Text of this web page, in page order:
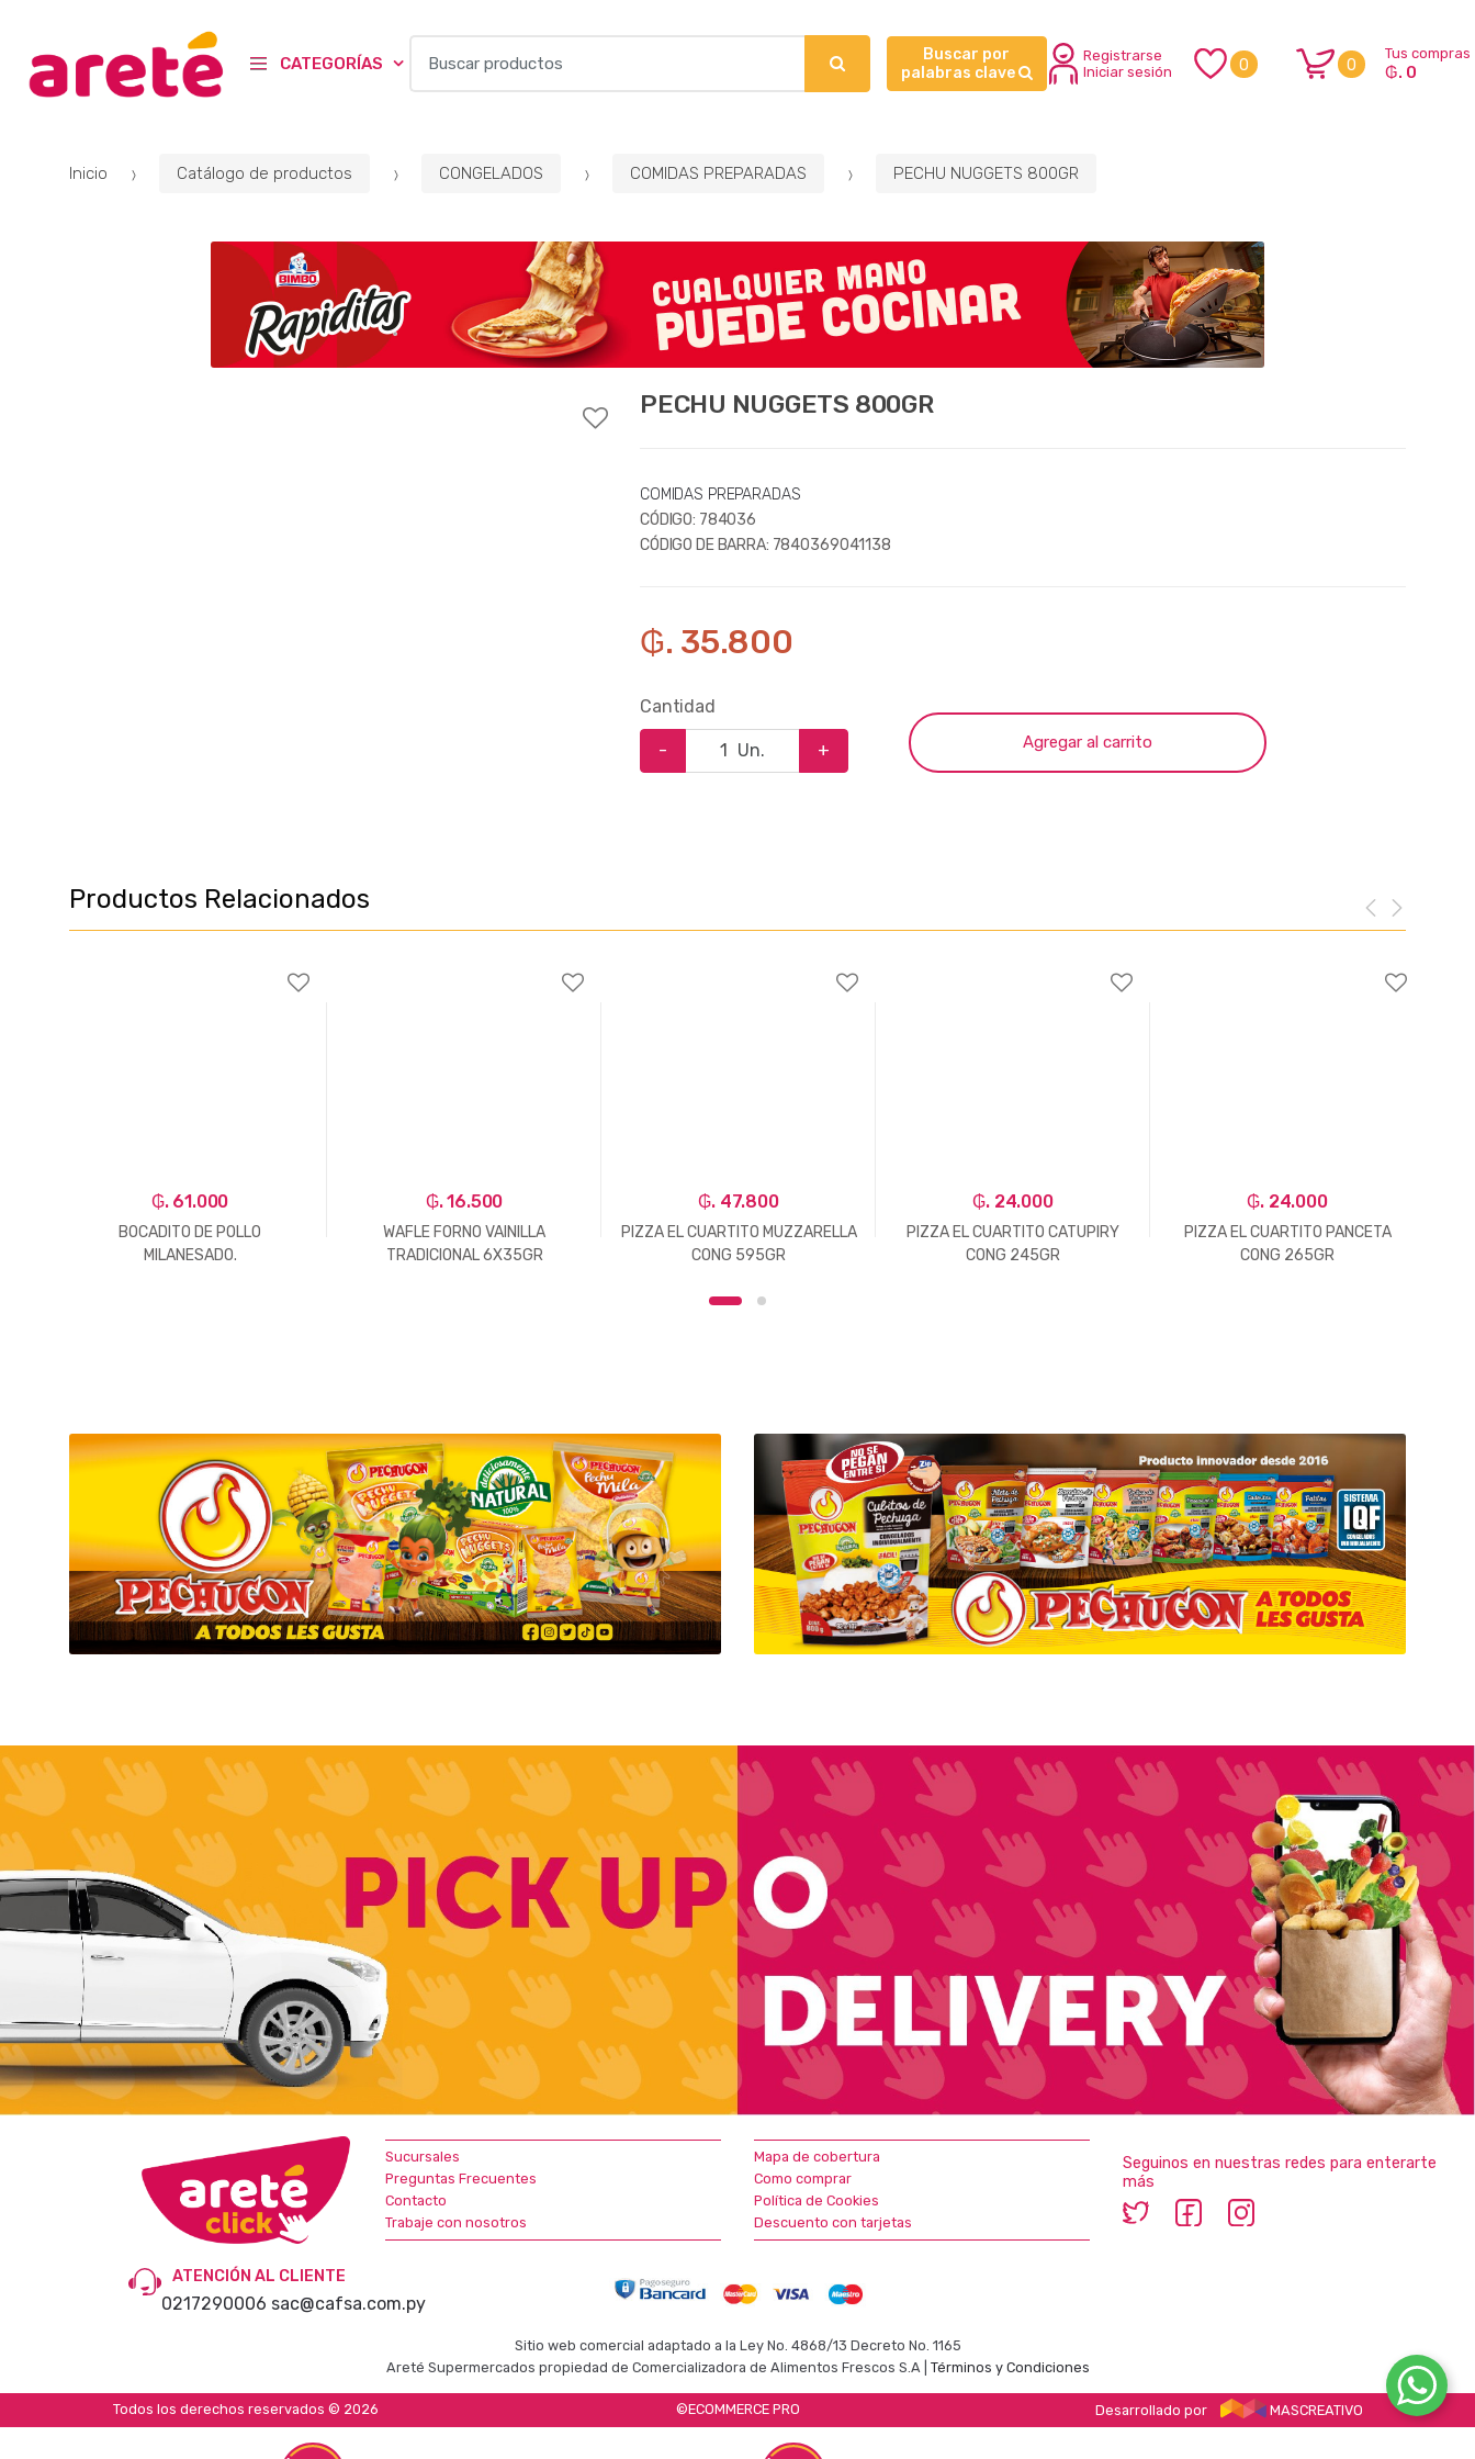
CATEGORÍAS
Buscar por
palabras clave
Registrarse
Iniciar sesión
0 0
Tus compras
₲. 0
Inicio Catálogo de productos CONGELADOS COMIDAS PREPARADAS PECHU NUGGETS 800GR
PECHU NUGGETS 800GR
COMIDAS PREPARADAS
CÓDIGO: 784036
CÓDIGO DE BARRA: 7840369041138
₲. 35.800
Cantidad
- Un. + Agregar al carrito
Productos Relacionados
₲. 61.000
BOCADITO DE POLLO
MILANESADO.
₲. 16.500
WAFLE FORNO VAINILLA
TRADICIONAL 6X35GR
₲. 47.800
PIZZA EL CUARTITO MUZZARELLA
CONG 595GR
₲. 24.000
PIZZA EL CUARTITO CATUPIRY
CONG 245GR
₲. 24.000
PIZZA EL CUARTITO PANCETA
CONG 265GR
Sucursales
Preguntas Frecuentes
Contacto
Trabaje con nosotros
Mapa de cobertura
Como comprar
Política de Cookies
Descuento con tarjetas
Seguinos en nuestras redes para enterarte
más
ATENCIÓN AL CLIENTE
0217290006 sac@cafsa.com.py
Sitio web comercial adaptado a la Ley No. 4868/13 Decreto No. 1165
Areté Supermercados propiedad de Comercializadora de Alimentos Frescos S.A | Términos y Condiciones
Todos los derechos reservados © 2026 ©ECOMMERCE PRO Desarrollado por MASCREATIVO